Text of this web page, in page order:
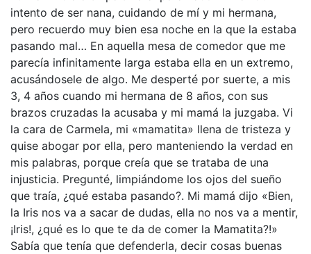
intento de ser nana, cuidando de mí y mi hermana,
pero recuerdo muy bien esa noche en la que la estaba
pasando mal… En aquella mesa de comedor que me
parecía infinitamente larga estaba ella en un extremo,
acusándosele de algo. Me desperté por suerte, a mis
3, 4 años cuando mi hermana de 8 años, con sus
brazos cruzadas la acusaba y mi mamá la juzgaba. Vi
la cara de Carmela, mi «mamatita» llena de tristeza y
quise abogar por ella, pero manteniendo la verdad en
mis palabras, porque creía que se trataba de una
injusticia. Pregunté, limpiándome los ojos del sueño
que traía, ¿qué estaba pasando?. Mi mamá dijo «Bien,
la Iris nos va a sacar de dudas, ella no nos va a mentir,
¡Iris!, ¿qué es lo que te da de comer la Mamatita?!»
Sabía que tenía que defenderla, decir cosas buenas